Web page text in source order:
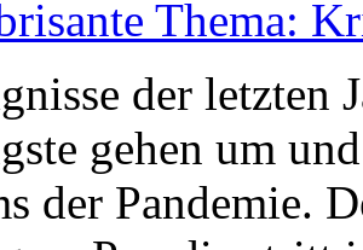
Thema:
der letzten
gehen um
der Pandemie.